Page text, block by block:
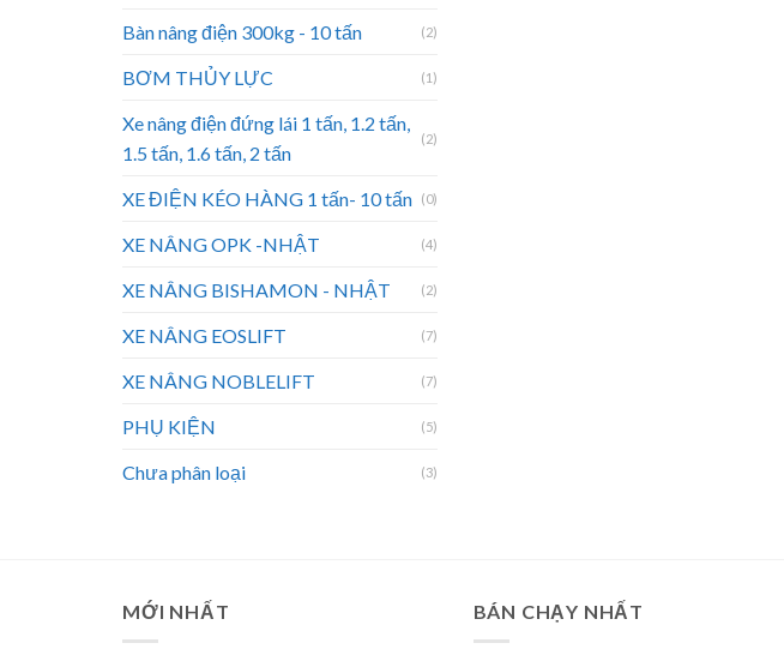
Bàn nâng điện 300kg - 10 tấn (2)
BƠM THỦY LỰC (1)
Xe nâng điện đứng lái 1 tấn, 1.2 tấn,
1.5 tấn, 1.6 tấn, 2 tấn
(2)
XE ĐIỆN KÉO HÀNG 1 tấn- 10 tấn (0)
XE NÂNG OPK -NHẬT (4)
XE NÂNG BISHAMON - NHẬT (2)
XE NÂNG EOSLIFT (7)
XE NÂNG NOBLELIFT (7)
PHỤ KIỆN (5)
Chưa phân loại (3)
MỚI NHẤT BÁN CHẠY NHẤT